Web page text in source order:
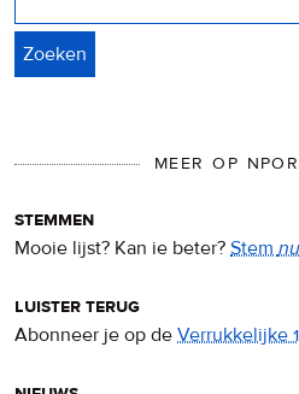
MEER OP
stemmen
Mooie lijst? Kan ie beter? Stemnu
luister terug
Abonneer je op de Verrukkelijke